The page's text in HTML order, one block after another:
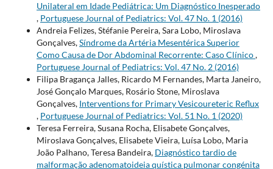
Unilateral em Idade Pediátrica: Um Diagnóstico Inesperado
, Portuguese Journal of Pediatrics: Vol. 47 No. 1 (2016)
Andreia Felizes, Stéfanie Pereira, Sara Lobo, Miroslava
Gonçalves,Síndrome da Artéria Mesentérica Superior
Como Causa de Dor Abdominal Recorrente: Caso Clínico,
Portuguese Journal of Pediatrics: Vol. 47 No. 2 (2016)
Filipa Bragança Jalles, Ricardo M Fernandes, Marta Janeiro,
José Gonçalo Marques, Rosário Stone, Miroslava
Gonçalves, Interventions for Primary Vesicoureteric Reflux
, Portuguese Journal of Pediatrics: Vol. 51 No. 1 (2020)
Teresa Ferreira, Susana Rocha, Elisabete Gonçalves,
Miroslava Gonçalves, Elisabete Vieira, Luísa Lobo, Maria
João Palhano, Teresa Bandeira, Diagnóstico tardio de
malformação adenomatoideia quística pulmonar congénita